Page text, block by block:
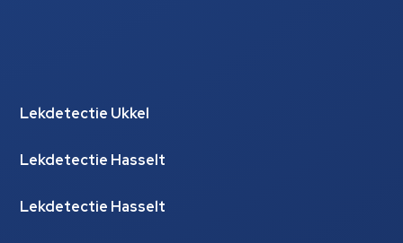
Lekdetectie Ukkel
Lekdetectie Hasselt
Lekdetectie Hasselt